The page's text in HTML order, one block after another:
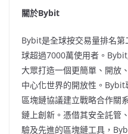
關於Bybit
Bybit是全球按交易量排名
球超過7000萬使用者。
大眾打造一個更簡單、開放
中心化世界的開放性。
區塊鏈協議建立戰略合作關
鏈上創新。憑借其安全託管
驗及先進的區塊鏈工具，